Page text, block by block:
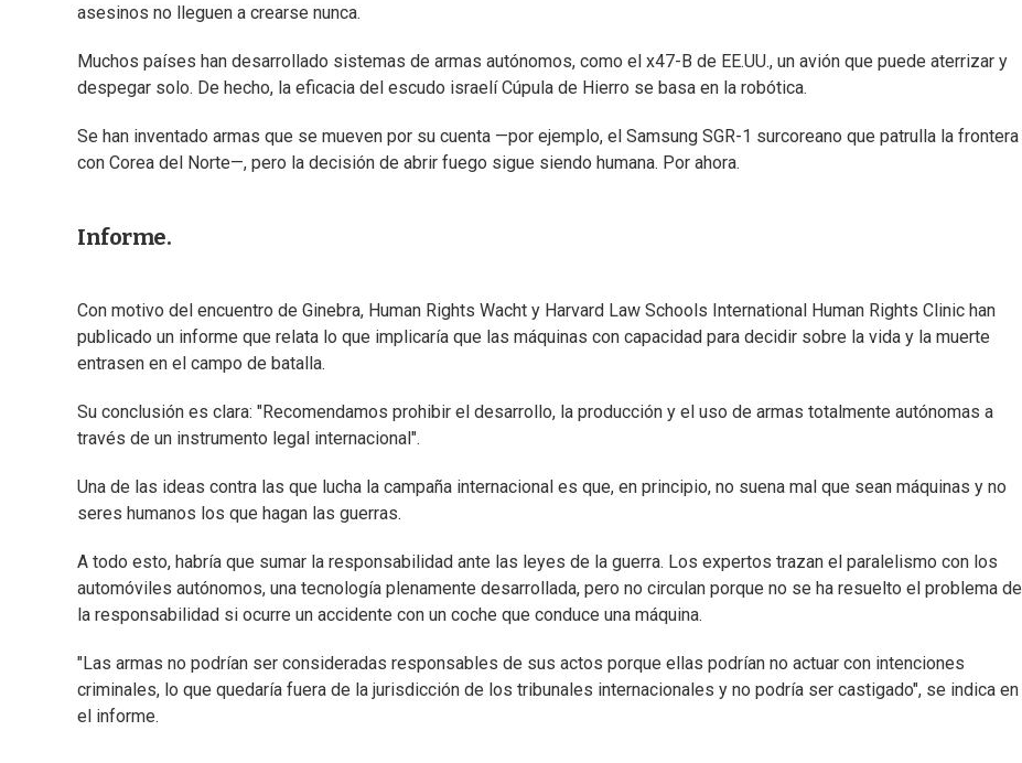
asesinos no lleguen a crearse nunca.
Muchos países han desarrollado sistemas de armas autónomos, como el x47-B de EE.UU., un avión que puede aterrizar y
despegar solo. De hecho, la eficacia del escudo israelí Cúpula de Hierro se basa en la robótica.
Se han inventado armas que se mueven por su cuenta —por ejemplo, el Samsung SGR-1 surcoreano que patrulla la frontera
con Corea del Norte—, pero la decisión de abrir fuego sigue siendo humana. Por ahora.
Informe.
Con motivo del encuentro de Ginebra, Human Rights Wacht y Harvard Law Schools International Human Rights Clinic han
publicado un informe que relata lo que implicaría que las máquinas con capacidad para decidir sobre la vida y la muerte
entrasen en el campo de batalla.
Su conclusión es clara: "Recomendamos prohibir el desarrollo, la producción y el uso de armas totalmente autónomas a
través de un instrumento legal internacional".
Una de las ideas contra las que lucha la campaña internacional es que, en principio, no suena mal que sean máquinas y no
seres humanos los que hagan las guerras.
A todo esto, habría que sumar la responsabilidad ante las leyes de la guerra. Los expertos trazan el paralelismo con los
automóviles autónomos, una tecnología plenamente desarrollada, pero no circulan porque no se ha resuelto el problema de
la responsabilidad si ocurre un accidente con un coche que conduce una máquina.
"Las armas no podrían ser consideradas responsables de sus actos porque ellas podrían no actuar con intenciones
criminales, lo que quedaría fuera de la jurisdicción de los tribunales internacionales y no podría ser castigado", se indica en
el informe.